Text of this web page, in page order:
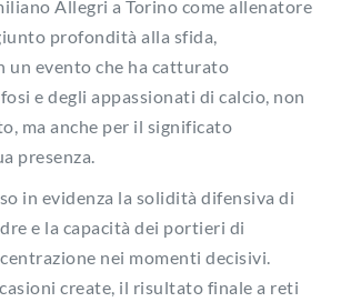
Allegri a Torino come allenatore
profondità alla sfida,
un evento che ha catturato
e degli appassionati di calcio, non
ma anche per il significato
presenza.
in evidenza la solidità difensiva di
e la capacità dei portieri di
nei momenti decisivi.
create, il risultato finale a reti